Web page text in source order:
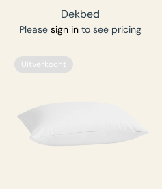
Dekbed
Please sign into see pricing
Uitverkocht